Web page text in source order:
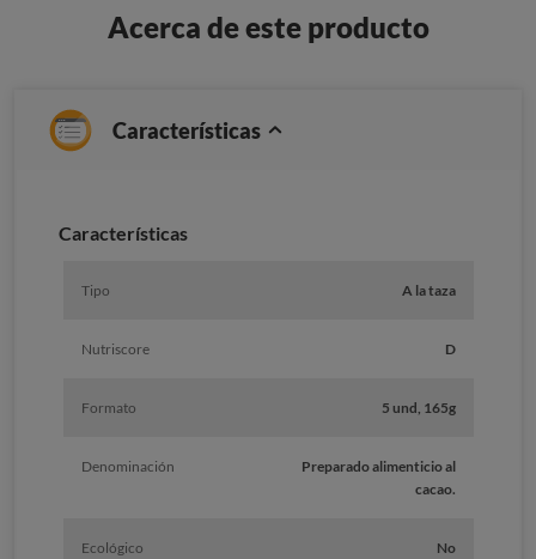
Acerca de este producto
Características
Características
Tipo A la taza
Nutriscore D
Formato 5 und, 165g
Denominación
Preparado alimenticio al
cacao.
Ecológico No